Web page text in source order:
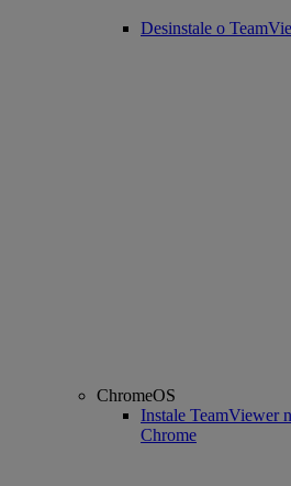
Desinstale o
ChromeOS
Instale TeamViewer
Chrome